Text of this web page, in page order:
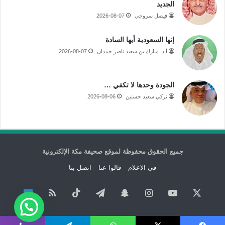
الجديد
فيصل سروجي 2026-08-07
إنها السعودية أيها السادة
أ.د. مبارك بن سعيد ناصر حمدان 2026-08-07
الجودة وحدها لا تكفي …
تركي سعيد حسنين 2026-08-06
جميع الحقوق محفوظة لموقع صحيفة مكة الإلكترونية
فى الاعلام قالوا عنا اتصل بنا
‫YouTubeانستقرامسناب
تشات
تيلقرام ‫TikTok ملخص
الموقع